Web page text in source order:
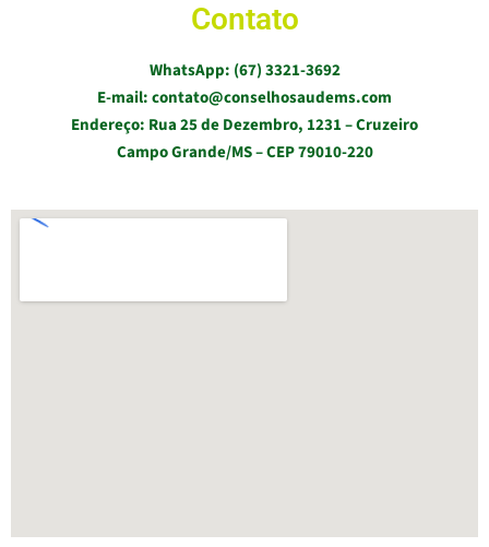
Contato
WhatsApp: (67) 3321-3692
E-mail: contato@conselhosaudems.com
Endereço: Rua 25 de Dezembro, 1231 – Cruzeiro
Campo Grande/MS – CEP 79010-220